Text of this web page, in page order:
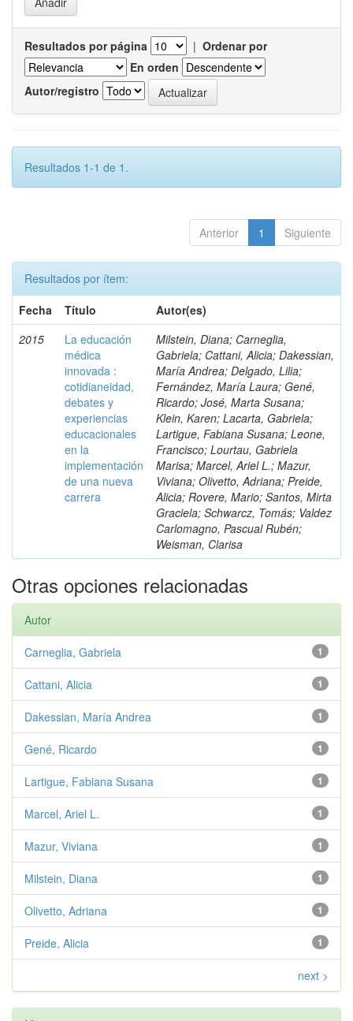
Resultados por página | Ordenar por
En orden
Autor/registro
Resultados 1-1 de 1.
Anterior 1 Siguiente
Resultados por ítem:
Fecha
Título
Autor(es)
2015
La educación
médica
innovada :
cotidianeidad,
debates y
experiencias
educacionales
en la
implementación
de una nueva
carrera
Milstein, Diana; Carneglia,
Gabriela; Cattani, Alicia; Dakessian,
María Andrea; Delgado, Lilia;
Fernández, María Laura; Gené,
Ricardo; José, Marta Susana;
Klein, Karen; Lacarta, Gabriela;
Lartigue, Fabiana Susana; Leone,
Francisco; Lourtau, Gabriela
Marisa; Marcel, Ariel L.; Mazur,
Viviana; Olivetto, Adriana; Preide,
Alicia; Rovere, Mario; Santos, Mirta
Graciela; Schwarcz, Tomás; Valdez
Carlomagno, Pascual Rubén;
Weisman, Clarisa
Otras opciones relacionadas
Autor
1
Carneglia, Gabriela
1
Cattani, Alicia
1
Dakessian, María Andrea
1
Gené, Ricardo
1
Lartigue, Fabiana Susana
1
Marcel, Ariel L.
1
Mazur, Viviana
1
Milstein, Diana
1
Olivetto, Adriana
1
Preide, Alicia
next >